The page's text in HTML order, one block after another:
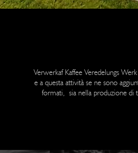
Verwerkaf Kaffee Veredelungs
e a questa attività se ne sono
formati, sia nella produzione di